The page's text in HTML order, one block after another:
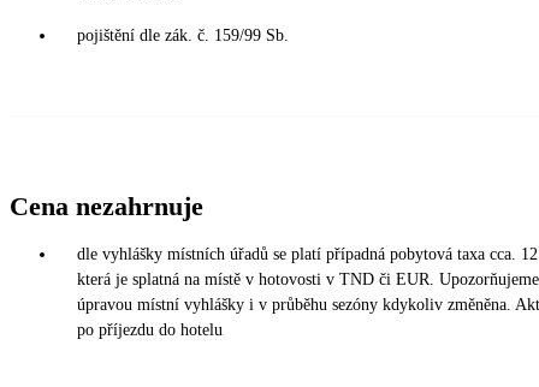
pojištění dle zák. č. 159/99 Sb.
Cena nezahrnuje
dle vyhlášky místních úřadů se platí případná pobytová taxa cca.
která je splatná na místě v hotovosti v TND či EUR.
úpravou místní vyhlášky i v průběhu sezóny kdykoliv změněna.
po příjezdu do hotelu